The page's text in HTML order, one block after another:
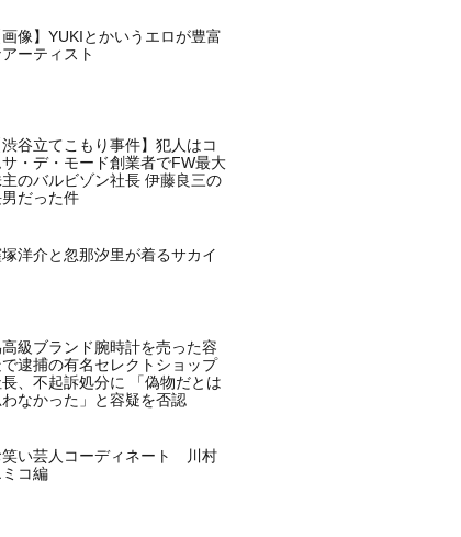
画像】YUKIとかいうエロが豊富
ーティスト
渋谷立てこもり事件】犯人はコ
サ・デ・モード創業者でFW最大
のバルビゾン社長 伊藤良三の
だった件
洋介と忽那汐里が着るサカイ
級ブランド腕時計を売った容
で逮捕の有名セレクトショップ
、不起訴処分に 「偽物だとは
わなかった」と容疑を否認
笑い芸人コーディネート 川村
ミコ編